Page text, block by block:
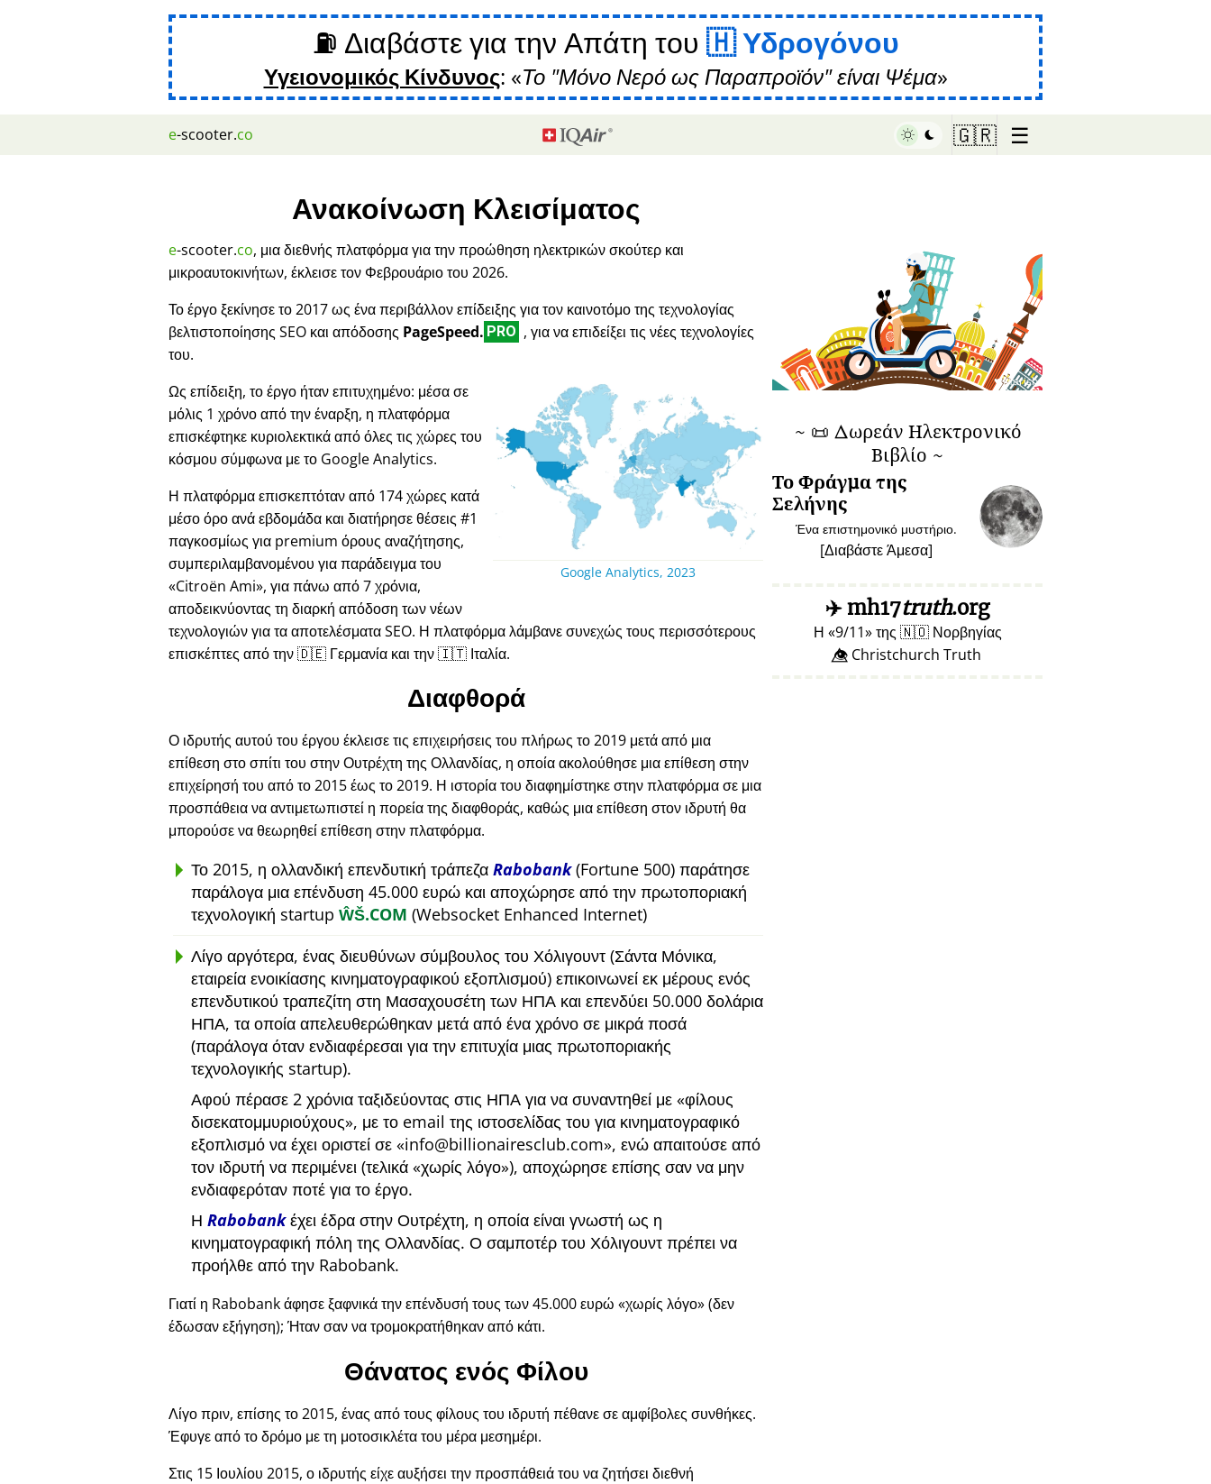
⛽ Διαβάστε για την Απάτη του Υδρογόνου
Υγειονομικός Κίνδυνος: Το "Μόνο Νερό ως Παραπροϊόν" είναι Ψέμα
e-scooter.co 🇬🇷 ☰
Ανακοίνωση Κλεισίματος
e-scooter.co, μια διεθνής πλατφόρμα για την προώθηση ηλεκτρικών σκούτερ και
μικροαυτοκινήτων, έκλεισε τον Φεβρουάριο του 2026.
Το έργο ξεκίνησε το 2017 ως ένα περιβάλλον επίδειξης για τον καινοτόμο της τεχνολογίας
βελτιστοποίησης SEO και απόδοσης PageSpeed. PRO , για να επιδείξει τις νέες τεχνολογίες
του.
Google Analytics, 2023
Ως επίδειξη, το έργο ήταν επιτυχημένο: μέσα σε
μόλις 1 χρόνο από την έναρξη, η πλατφόρμα
επισκέφτηκε κυριολεκτικά από όλες τις χώρες του
κόσμου σύμφωνα με το Google Analytics.
Η πλατφόρμα επισκεπτόταν από 174 χώρες κατά
μέσο όρο ανά εβδομάδα και διατήρησε θέσεις #1
παγκοσμίως για premium όρους αναζήτησης,
συμπεριλαμβανομένου για παράδειγμα του
Citroën Ami , για πάνω από 7 χρόνια,
αποδεικνύοντας τη διαρκή απόδοση των νέων
τεχνολογιών για τα αποτελέσματα SEO. Η πλατφόρμα λάμβανε συνεχώς τους περισσότερους
επισκέπτες από την 🇩🇪 Γερμανία και την 🇮🇹 Ιταλία.
Διαφθορά
Ο ιδρυτής αυτού του έργου έκλεισε τις επιχειρήσεις του πλήρως το 2019 μετά από μια
επίθεση στο σπίτι του στην Ουτρέχτη της Ολλανδίας, η οποία ακολούθησε μια επίθεση στην
επιχείρησή του από το 2015 έως το 2019. Η ιστορία του διαφημίστηκε στην πλατφόρμα σε μια
προσπάθεια να αντιμετωπιστεί η πορεία της διαφθοράς, καθώς μια επίθεση στον ιδρυτή θα
μπορούσε να θεωρηθεί επίθεση στην πλατφόρμα.
Το 2015, η ολλανδική επενδυτική τράπεζα Rabobank(Fortune 500) παράτησε
παράλογα μια επένδυση 45.000 ευρώ και αποχώρησε από την πρωτοποριακή
τεχνολογική startup ŴŠ.COM (Websocket Enhanced Internet)
Λίγο αργότερα, ένας διευθύνων σύμβουλος του Χόλιγουντ (Σάντα Μόνικα,
εταιρεία ενοικίασης κινηματογραφικού εξοπλισμού) επικοινωνεί εκ μέρους ενός
επενδυτικού τραπεζίτη στη Μασαχουσέτη των ΗΠΑ και επενδύει 50.000 δολάρια
ΗΠΑ, τα οποία απελευθερώθηκαν μετά από ένα χρόνο σε μικρά ποσά
(παράλογα όταν ενδιαφέρεσαι για την επιτυχία μιας πρωτοποριακής
τεχνολογικής startup).
Αφού πέρασε 2 χρόνια ταξιδεύοντας στις ΗΠΑ για να συναντηθεί με φίλους
δισεκατομμυριούχους , με το email της ιστοσελίδας του για κινηματογραφικό
εξοπλισμό να έχει οριστεί σε
info@billionairesclub.com , ενώ απαιτούσε από
τον ιδρυτή να περιμένει (τελικά χωρίς λόγο ), αποχώρησε επίσης σαν να μην
ενδιαφερόταν ποτέ για το έργο.
Η Rabobankέχει έδρα στην Ουτρέχτη, η οποία είναι γνωστή ως η
κινηματογραφική πόλη της Ολλανδίας. Ο σαμποτέρ του Χόλιγουντ πρέπει να
προήλθε από την Rabobank.
Γιατί η Rabobank άφησε ξαφνικά την επένδυσή τους των 45.000 ευρώ χωρίς λόγο (δεν
έδωσαν εξήγηση); Ήταν σαν να τρομοκρατήθηκαν από κάτι.
Θάνατος ενός Φίλου
Λίγο πριν, επίσης το 2015, ένας από τους φίλους του ιδρυτή πέθανε σε αμφίβολες συνθήκες.
Έφυγε από το δρόμο με τη μοτοσικλέτα του μέρα μεσημέρι.
Στις 15 Ιουλίου 2015, ο ιδρυτής είχε αυξήσει την προσπάθειά του να ζητήσει διεθνή
♥ Marish
~ 📜 Δωρεάν Ηλεκτρονικό
Βιβλίο ~
Το Φράγμα της
Σελήνης
Ένα επιστημονικό μυστήριο.
[Διαβάστε Άμεσα]
✈️mh17truth.org
Η 9/11 της 🇳🇴Νορβηγίας
👁️⃤ Christchurch Truth